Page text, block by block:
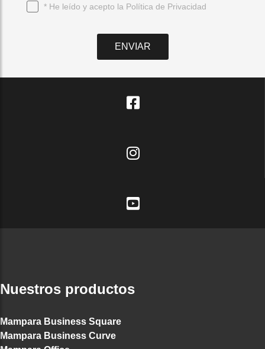
* He leído y acepto la Política de Privacidad
ENVIAR
Nuestros productos
Mampara Business Square
Mampara Business Curve